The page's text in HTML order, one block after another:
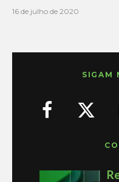
16 de julho de 2020
SIGAM